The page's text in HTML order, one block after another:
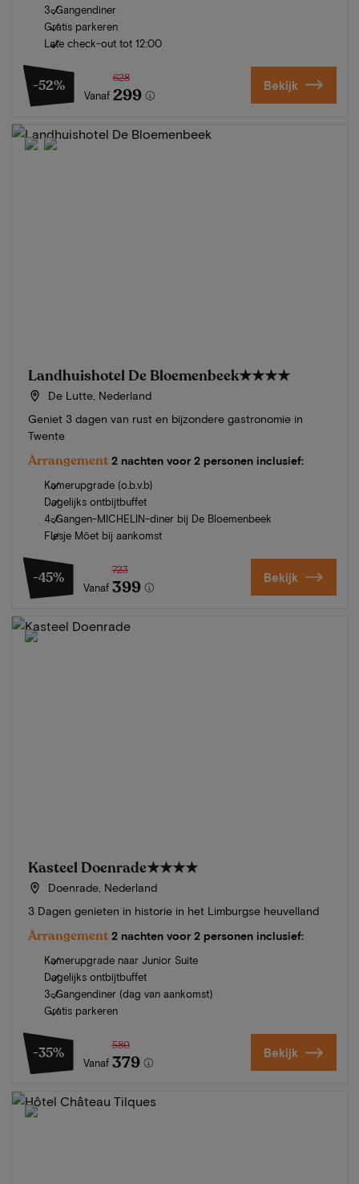
3-Gangendiner
Gratis parkeren
Late check-out tot 12:00
-52%
Vanaf
628
299 Bekijk
Landhuishotel De Bloemenbeek★★★★
De Lutte, Nederland
Geniet 3 dagen van rust en bijzondere gastronomie in
Twente
Arrangement 2 nachten voor 2 personen inclusief:
Kamerupgrade (o.b.v.b)
Dagelijks ontbijtbuffet
4-Gangen-MICHELIN-diner bij De Bloemenbeek
Flesje Möet bij aankomst
-45%
Vanaf
723
399 Bekijk
Kasteel Doenrade★★★★
Doenrade, Nederland
3 Dagen genieten in historie in het Limburgse heuvelland
Arrangement 2 nachten voor 2 personen inclusief:
Kamerupgrade naar Junior Suite
Dagelijks ontbijtbuffet
3-Gangendiner (dag van aankomst)
Gratis parkeren
-35%
Vanaf
580
379 Bekijk